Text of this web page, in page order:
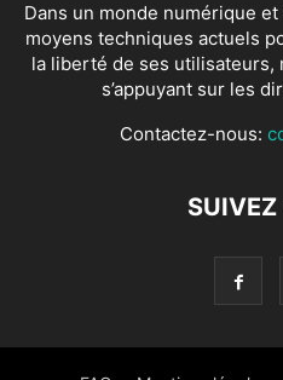
Dans un monde numérique
moyens techniques actuels
la liberté de ses utilisateurs,
s’appuyant sur les
Contactez-nous: